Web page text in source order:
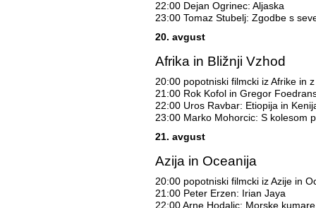
22:00 Dejan Ogrinec: Aljaska
23:00 Tomaz Stubelj: Zgodbe s
20. avgust
Afrika in Bližnji Vzhod
20:00 popotniski filmcki iz Afrike in
21:00 Rok Kofol in Gregor
22:00 Uros Ravbar: Etiopija in
23:00 Marko Mohorcic: S kolesom
21. avgust
Azija in Oceanija
20:00 popotniski filmcki iz Azije in
21:00 Peter Erzen: Irian Jaya
22:00 Arne Hodalic: Morske